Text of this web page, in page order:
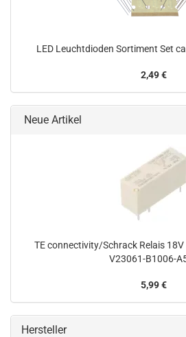
LED Leuchtdioden Sortiment Set
2,49 €
Neue Artikel
TE connectivity/Schrack Relais
V23061-B1006-
5,99 €
Hersteller